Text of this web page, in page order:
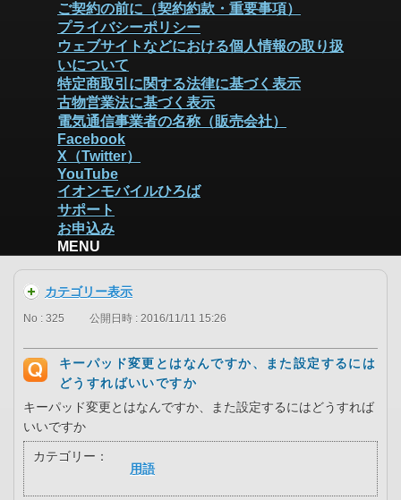
ご契約の前に（契約約款・重要事項）
プライバシーポリシー
ウェブサイトなどにおける個人情報の取り扱
いについて
特定商取引に関する法律に基づく表示
古物営業法に基づく表示
電気通信事業者の名称（販売会社）
Facebook
X（Twitter）
YouTube
イオンモバイルひろば
サポート
お申込み
MENU
カテゴリー表示
No : 325 公開日時 : 2016/11/11 15:26
キーパッド変更とはなんですか、また設定するには
どうすればいいですか
キーパッド変更とはなんですか、また設定するにはどうすれば
いいですか
カテゴリー：
用語